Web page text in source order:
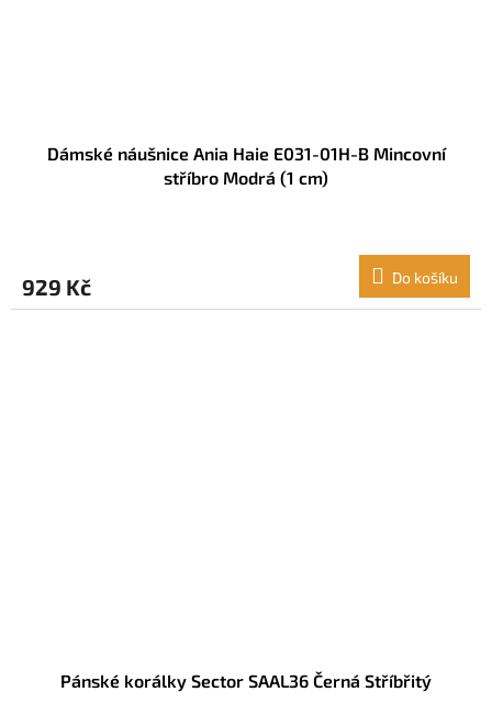
Dámské náušnice Ania Haie E031-01H-B Mincovní
stříbro Modrá (1 cm)
929 Kč Do košíku
Pánské korálky Sector SAAL36 Černá Stříbřitý